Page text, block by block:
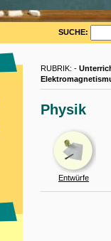
SUCHE:
RUBRIK: -
Physik
Entwürfe